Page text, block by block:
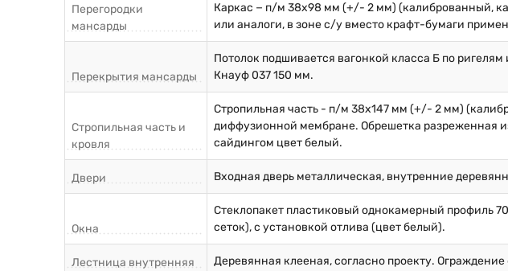
Перегородки
мансарды
Каркас − п/м 38х98 мм (+/- 2 мм) (калиброванный,
или аналоги, в зоне с/у вместо крафт-бумаги
Перекрытия мансарды
Потолок подшивается вагонкой класса Б по
Кнауф 037 150 мм.
Стропильная часть и
кровля
Стропильная часть - п/м 38х147 мм (+/- 2 мм)
диффузионной мембране. Обрешетка разреженная
сайдингом цвет белый.
Двери Входная дверь металлическая, внутренние
Окна
Стеклопакет пластиковый однокамерный профиль
сеток), с установкой отлива (цвет белый).
Лестница внутренняя Деревянная клееная, согласно проекту. Ограждение